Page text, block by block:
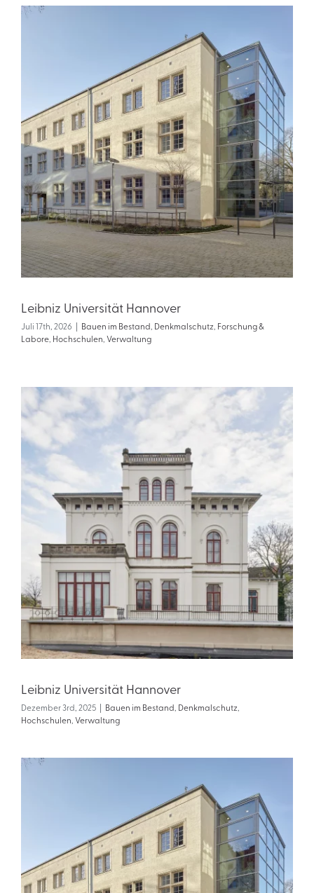
Leibniz Universität Hannover
Juli 17th, 2026 | Bauen im Bestand, Denkmalschutz, Forschung &
Labore, Hochschulen,Verwaltung
Leibniz Universität Hannover
Dezember 3rd, 2025 | Bauen im Bestand, Denkmalschutz,
Hochschulen,Verwaltung